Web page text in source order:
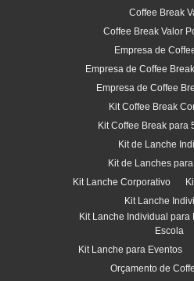
Coffee Break
Coffee Break Valor
Empresa de
Empresa de Coffee
Empresa de Coffee
Kit Coffee Break
Kit Coffee Break para
Kit de Lanche
Kit de Lanches
Kit Lanche Corporativo
Kit Lanche
Kit Lanche Individual para
Escola
Kit Lanche para Eventos
Orçamento de